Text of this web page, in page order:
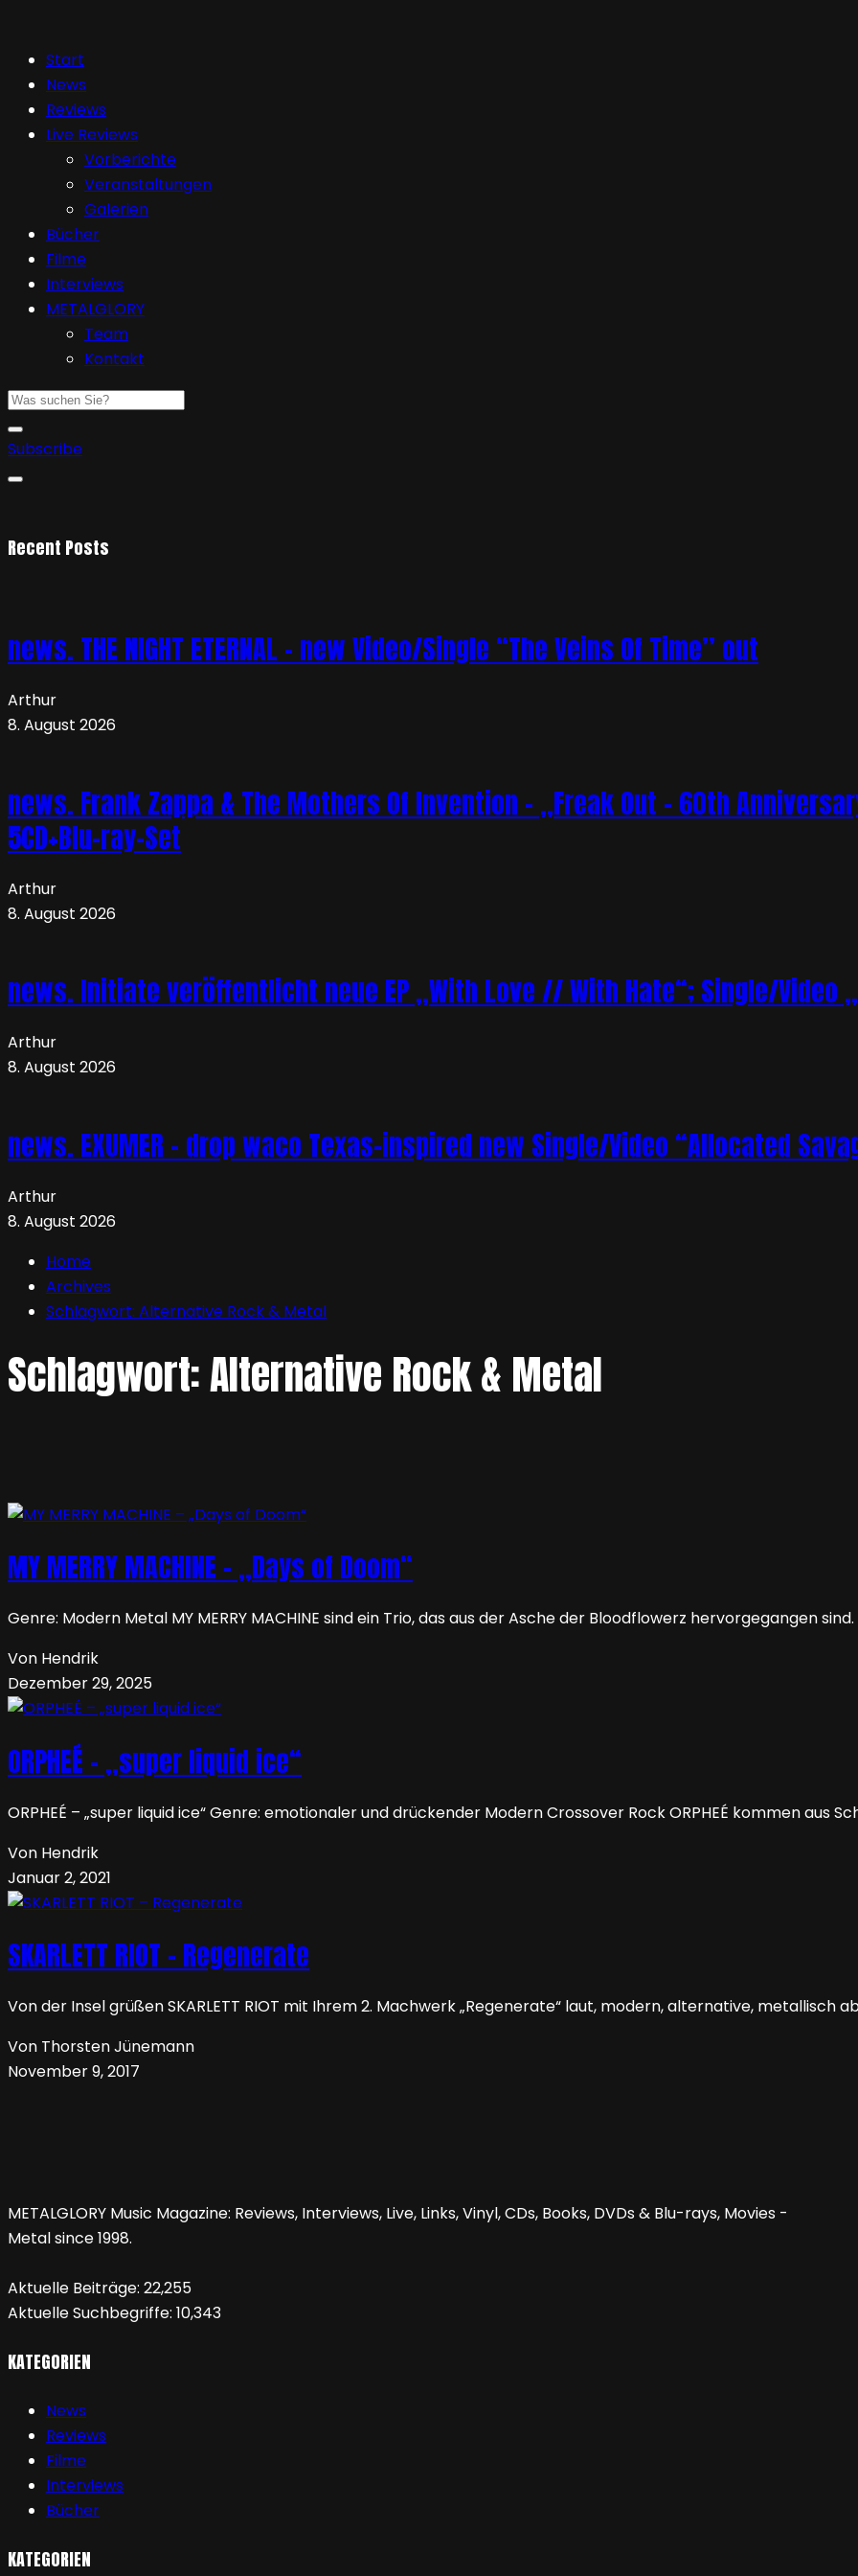
Start
News
Reviews
Live Reviews
Vorberichte
Veranstaltungen
Galerien
Bücher
Filme
Interviews
METALGLORY
Team
Kontakt
Subscribe
Recent Posts
news. THE NIGHT ETERNAL – new Video/Single “The Veins Of Time” out
Arthur
8. August 2026
news. Frank Zappa & The Mothers Of Invention – „Freak Out – 60th
5CD+Blu-ray-Set
Arthur
8. August 2026
news. Initiate veröffentlicht neue EP „With Love // With Hate“; Single/Video
Arthur
8. August 2026
news. EXUMER – drop waco Texas-inspired new Single/Video “Allocated
Arthur
8. August 2026
Home
Archives
Schlagwort: Alternative Rock & Metal
Schlagwort:Alternative Rock & Metal
MY MERRY MACHINE – „Days of Doom“
Genre: Modern Metal MY MERRY MACHINE sind ein Trio, das aus der Asche der Bloodflowerz hervorgegangen
Von Hendrik
Dezember 29, 2025
ORPHEÉ – „super liquid ice“
ORPHEÉ – „super liquid ice“ Genre: emotionaler und drückender Modern Crossover Rock ORPHEÉ kommen aus
Von Hendrik
Januar 2, 2021
SKARLETT RIOT – Regenerate
Von der Insel grüßen SKARLETT RIOT mit Ihrem 2. Machwerk „Regenerate“ laut, modern, alternative,
Von Thorsten Jünemann
November 9, 2017
METALGLORY Music Magazine: Reviews, Interviews, Live, Links, Vinyl, CDs, Books, DVDs & Blu-rays, Movies -
Metal since 1998.
Aktuelle Beiträge: 22,255
Aktuelle Suchbegriffe: 10,343
KATEGORIEN
News
Reviews
Filme
Interviews
Bücher
KATEGORIEN